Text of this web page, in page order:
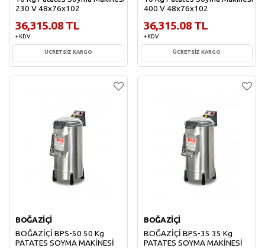
230 V 48x76x102
36,315.08 TL
+ KDV
ÜCRETSİZ KARGO
Sepete Ekle
400 V 48x76x102
36,315.08 TL
+ KDV
ÜCRETSİZ KARGO
Sepete Ekle
BOĞAZİÇİ
BOĞAZİÇİ BPS-50 50 Kg
PATATES SOYMA MAKİNESİ
BOĞAZİÇİ
BOĞAZİÇİ BPS-35 35 Kg
PATATES SOYMA MAKİNESİ